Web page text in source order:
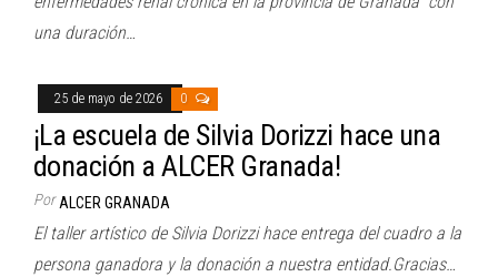
una duración…
25 de mayo de 2026 0
¡La escuela de Silvia Dorizzi hace una
donación a ALCER Granada!
Por ALCER GRANADA
El taller artístico de Silvia Dorizzi hace entrega del cuadro a la
persona ganadora y la donación a nuestra entidad.Gracias…